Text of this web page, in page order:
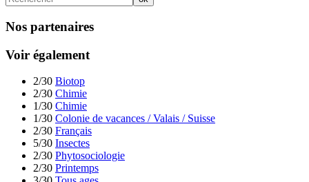
Nos partenaires
Voir également
2/30 Biotop
2/30 Chimie
1/30 Chimie
1/30 Colonie de vacances / Valais / Suisse
2/30 Français
5/30 Insectes
2/30 Phytosociologie
2/30 Printemps